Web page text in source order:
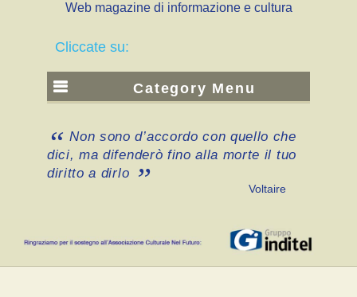
Web magazine di informazione e cultura
Cliccate su:
Category Menu
Non sono d’accordo con quello che
dici, ma difenderò fino alla morte il tuo
diritto a dirlo
Voltaire